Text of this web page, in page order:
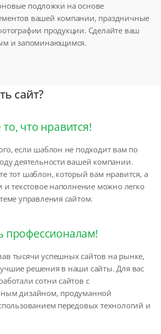
подложки на основе
вашей компании, праздничные
продукции. Сделайте ваш
и запоминающимся.
сайт?
что нравится!
если шаблон не подходит вам по
деятельности вашей компании.
тот шаблон, который вам нравится, а
и текстовое наполнение можно легко
управления сайтом.
профессионалам!
тысячи успешных сайтов на рынке,
решения в наши сайты. Для вас
сотни сайтов с
дизайном, продуманной
передовых технологий и